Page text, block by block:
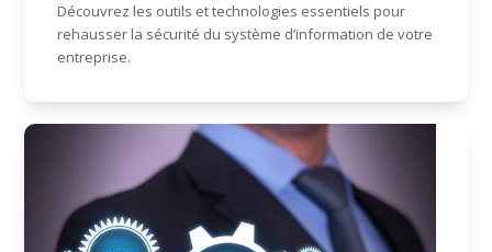
Découvrez les outils et technologies essentiels pour
rehausser la sécurité du système d’information de votre
entreprise.